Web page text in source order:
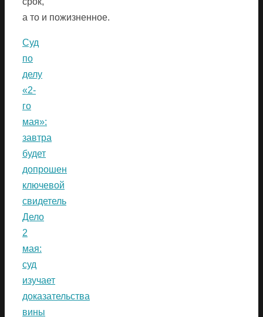
а то и пожизненное.
Суд
по
делу
«2-
го
мая»:
завтра
будет
допрошен
ключевой
свидетель
Дело
2
мая:
суд
изучает
доказательства
вины